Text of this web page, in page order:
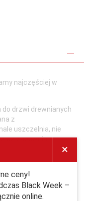
najczęściej w
drzwi drewnianych
z
uszczelnia, nie
zapewnia
×
ceny!
Black Week –
online.